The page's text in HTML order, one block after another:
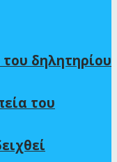
δηλητηρίου
του